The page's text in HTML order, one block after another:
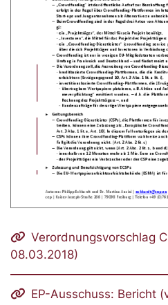
Verordnungsvorschlag
08.03.2018)
EP-Ausschuss: Bericht